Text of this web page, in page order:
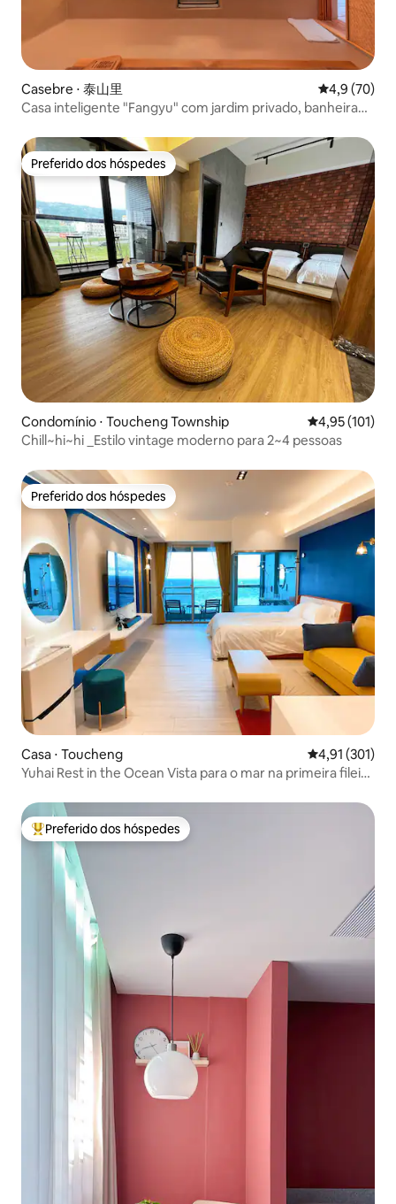
Casebre ⋅ 泰山里 4,9 de uma
4,9 (70)
Casa inteligente "Fangyu" com jardim privado, banheira
madeira e lama quente
Preferido dos hóspedes
Preferido dos hóspedes
Condomínio ⋅ Toucheng Township 4,95 de uma
4,95 (101)
Chill~hi~hi _Estilo vintage moderno para 2~4 pessoas
Preferido dos hóspedes
Preferido dos hóspedes
Casa ⋅ Toucheng 4,91 de uma
4,91 (301)
Yuhai Rest in the Ocean Vista para o mar na primeira fileira
exótica/próximo ao café Wanhai em Manshan
Entre os melhores preferidos dos hóspedes
Preferido dos hóspedes